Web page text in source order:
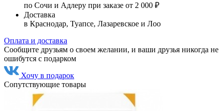
по Сочи и Адлеру при заказе от 2 000 ₽
Доставка
в Краснодар, Туапсе, Лазаревское и Лоо
Оплата и доставка
Сообщите друзьям о своем желании, и ваши друзья никогда не
ошибутся с подарком
Хочу в подарок
Сопутствующие товары